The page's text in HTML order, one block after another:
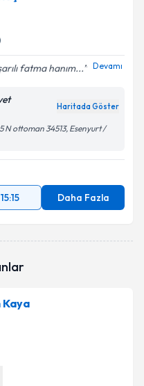
fatma hanım... Devamı
Haritada Göster
N ottoman 34513, Esenyurt /
15:15 Daha Fazla
Kaya